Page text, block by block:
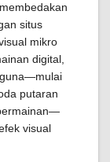
situs
mikro
digital,
putaran
visual